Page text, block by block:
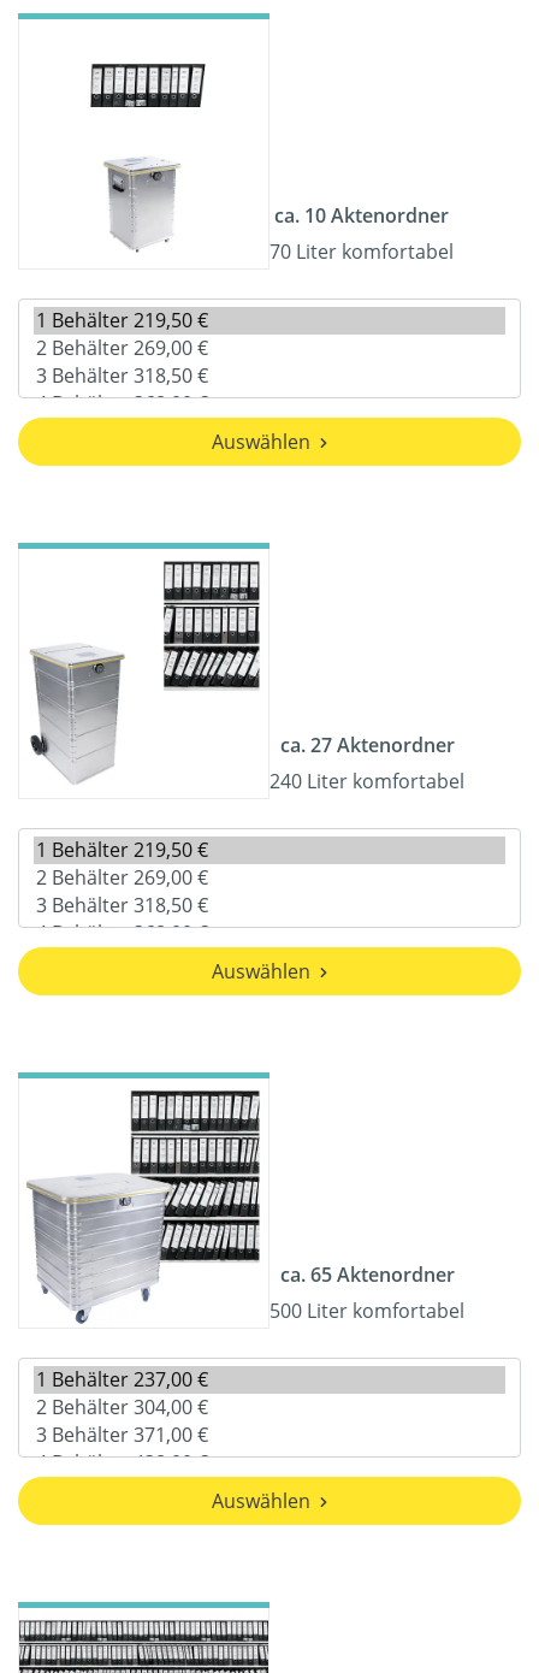
ca. 10 Aktenordner
70 Liter komfortabel
Auswählen
ca. 27 Aktenordner
240 Liter komfortabel
Auswählen
ca. 65 Aktenordner
500 Liter komfortabel
Auswählen